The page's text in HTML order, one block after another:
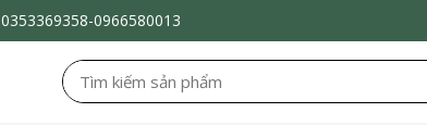
0353369358-0966580013